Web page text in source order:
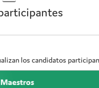
los candidatos